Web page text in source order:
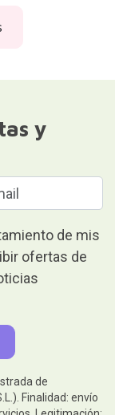
y
de mis
ofertas de
de
Finalidad: envío